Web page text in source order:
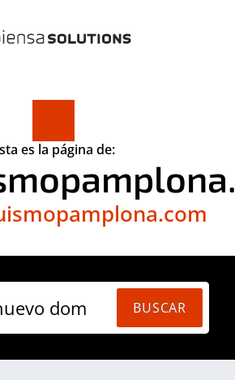
es la página de:
domi BUSCAR